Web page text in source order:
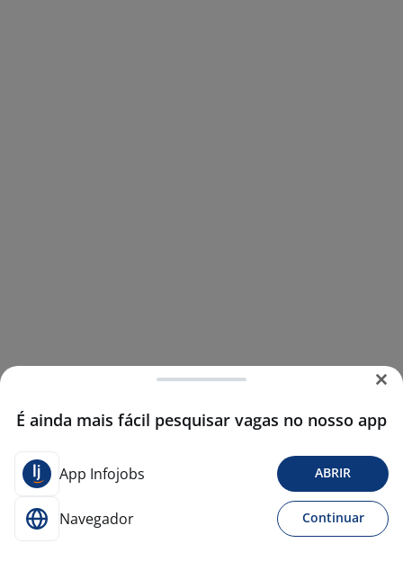
É ainda mais fácil pesquisar vagas no nosso app
App Infojobs ABRIR
Navegador Continuar